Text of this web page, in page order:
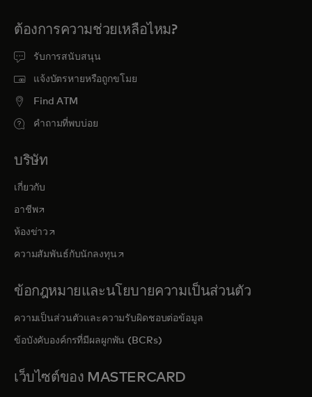
ต้องการความช่วยเหลือไหม?
รับการสนับสนุน
แจ้งบัตรหายหรือถูกขโมย
Find ATM
คำถามที่พบบ่อย
บริษัท
เกี่ยวกับ
อาชีพopens in a new tab
ห้องข่าว opens in a new tab
ความสัมพันธ์กับนักลงทุน opens in a new tab
ข้อกฎหมายและนโยบายความเป็นส่วนตัว
ความเป็นส่วนตัวและความรับผิดชอบต่อข้อมูล
ข้อบังคับองค์กรที่มีผลผูกพัน (BCRs)
เว็บไซต์ของ MASTERCARD